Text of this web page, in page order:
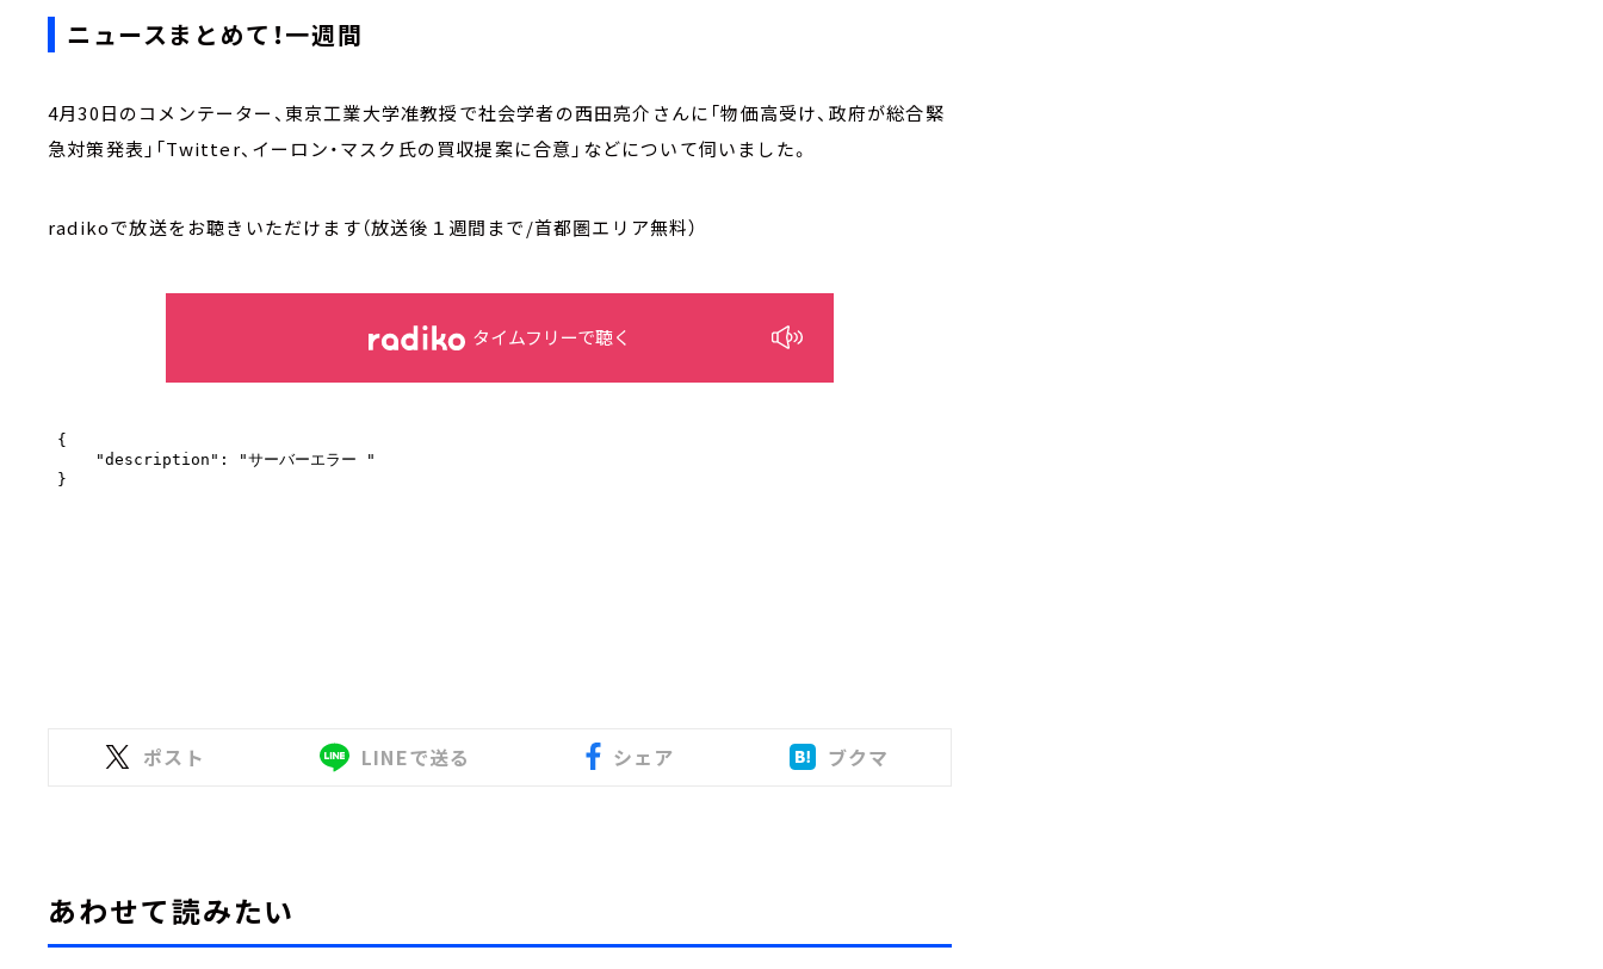
ニュースまとめて！一週間
4月30日のコメンテーター、東京工業大学准教授で社会学者の西田亮介さんに「物価高受け、政府が総合緊
急対策発表」「Twitter、イーロン・マスク氏の買収提案に合意」などについて伺いました。
radikoで放送をお聴きいただけます（放送後１週間まで/首都圏エリア無料）
タイムフリーで聴く
ポスト LINEで送る シェア ブクマ
あわせて読みたい